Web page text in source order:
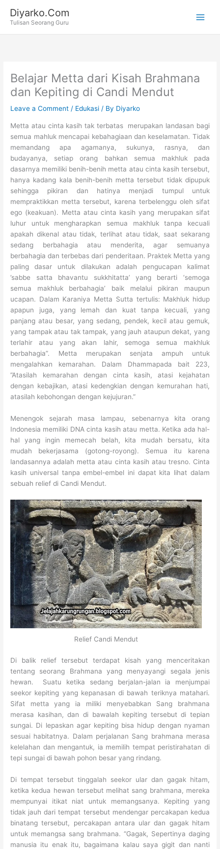
content
Diyarko.Com
Tulisan Seorang Guru
Belajar Metta dari Kisah Brahmana
dan Kepiting di Candi Mendut
Leave a Comment / Edukasi / By Diyarko
Metta atau cinta kasih tak terbatas merupakan landasan bagi
semua mahluk mencapai kebahagiaan dan keselamatan. Tidak
memandang apa agamanya, sukunya, rasnya, dan
budayanya, setiap orang bahkan semua makhluk pada
dasarnya memiliki benih-benih metta atau cinta kasih tersebut,
hanya kadang kala benih-benih metta tersebut tidak dipupuk
sehingga pikiran dan hatinya menjadi tumpul untuk
mempraktikkan metta tersebut, karena terbelenggu oleh sifat
ego (keakuan). Metta atau cinta kasih yang merupakan sifat
luhur untuk mengharapkan semua makhluk tanpa kecuali
apakah dikenal atau tidak, terlihat atau tidak, saat sekarang
sedang berbahagia atau menderita, agar semuanya
berbahagia dan terbebas dari penderitaan. Praktek Metta yang
paling dasar untuk dilakukan adalah pengucapan kalimat
’sabbe satta bhavantu sukkhitatta’ yang berarti ‘semoga
semua makhluk berbahagia’ baik melalui pikiran maupun
ucapan. Dalam Karaniya Metta Sutta tertulis: Makhluk hidup
apapun juga, yang lemah dan kuat tanpa kecuali, yang
panjang atau besar, yang sedang, pendek, kecil atau gemuk,
yang tampak atau tak tampak, yang jauh ataupun dekat, yang
terlahir atau yang akan lahir, semoga semua makhluk
berbahagia”. Metta merupakan senjata ampuh untuk
mengalahkan kemarahan. Dalam Dhammapada bait 223,
”Atasilah kemarahan dengan cinta kasih, atasi kejahatan
dengan kebajikan, atasi kedengkian dengan kemurahan hati,
atasilah kebohongan dengan kejujuran.”
Menengok sejarah masa lampau, sebenarnya kita orang
Indonesia memiliki DNA cinta kasih atau metta. Ketika ada hal-
hal yang ingin memecah belah, kita mudah bersatu, kita
mudah bekerjasama (gotong-royong). Semua itu karena
landasannya adalah metta atau cinta kasih atau tresno. Cinta
kasih universal tanpa embel-embel ini dapat kita lihat dalam
sebuah relief di Candi Mendut.
Relief Candi Mendut
Di balik relief tersebut terdapat kisah yang menceritakan
tentang seorang Brahmana yang menyayangi segala jenis
hewan. Suatu ketika sedang berjalan-jalan ia menjumpai
seekor kepiting yang kepanasan di bawah teriknya matahari.
Sifat metta yang ia miliki menyebabkan Sang brahmana
merasa kasihan, dan di bawalah kepiting tersebut di tepian
sungai. Di lepaskan agar kepiting bisa hidup dengan nyaman
sesuai habitatnya. Dalam perjalanan Sang brahmana merasa
kelelahan dan mengantuk, ia memilih tempat peristirahatan di
tepi sungai di bawah pohon besar yang rindang.
Di tempat tersebut tinggalah seekor ular dan gagak hitam,
ketika kedua hewan tersebut melihat sang brahmana, mereka
mempunyai itikat niat untuk memangsanya. Kepiting yang
tidak jauh dari tempat tersebut mendengar percakapan kedua
binatang tersebut, percakapan antara ular dan gagak hitam
untuk memangsa sang brahmana. “Gagak, Sepertinya daging
manusia itu enak itu, bagaimana kalau saya gigit dan nanti